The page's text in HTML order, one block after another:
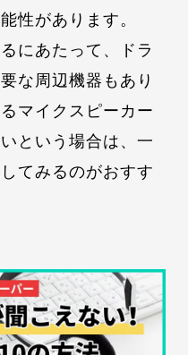
性があります。
にあたって、ドラ
な周辺機器もあり
マイクスピーカー
という場合は、一
てみるのがおすす